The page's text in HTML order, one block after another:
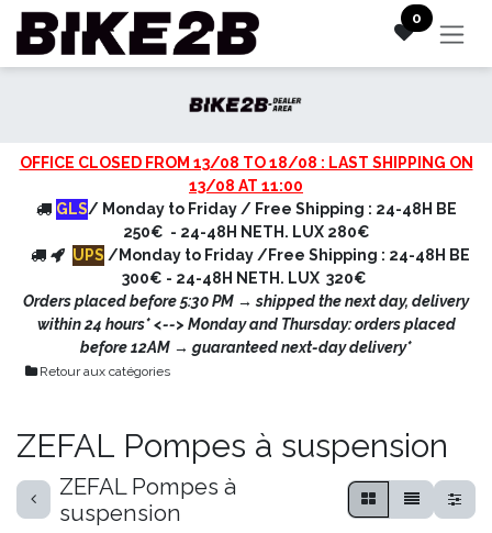
Se rendre au contenu 0
OFFICE CLOSED FROM 13/08 TO 18/08 : LAST SHIPPING ON
13/08 AT 11:00
GLS/ Monday to Friday / Free Shipping : 24-48H BE
250€ - 24-48H NETH. LUX 280€
UPS /Monday to Friday /Free Shipping : 24-48H BE
300€ - 24-48H NETH. LUX 320€
Orders placed before 5:30 PM → shipped the next day, delivery
within 24 hours* <--> Monday and Thursday: orders placed
before 12AM → guaranteed next-day delivery*
Retour aux catégories
ZEFAL Pompes à suspension
ZEFAL Pompes à
suspension